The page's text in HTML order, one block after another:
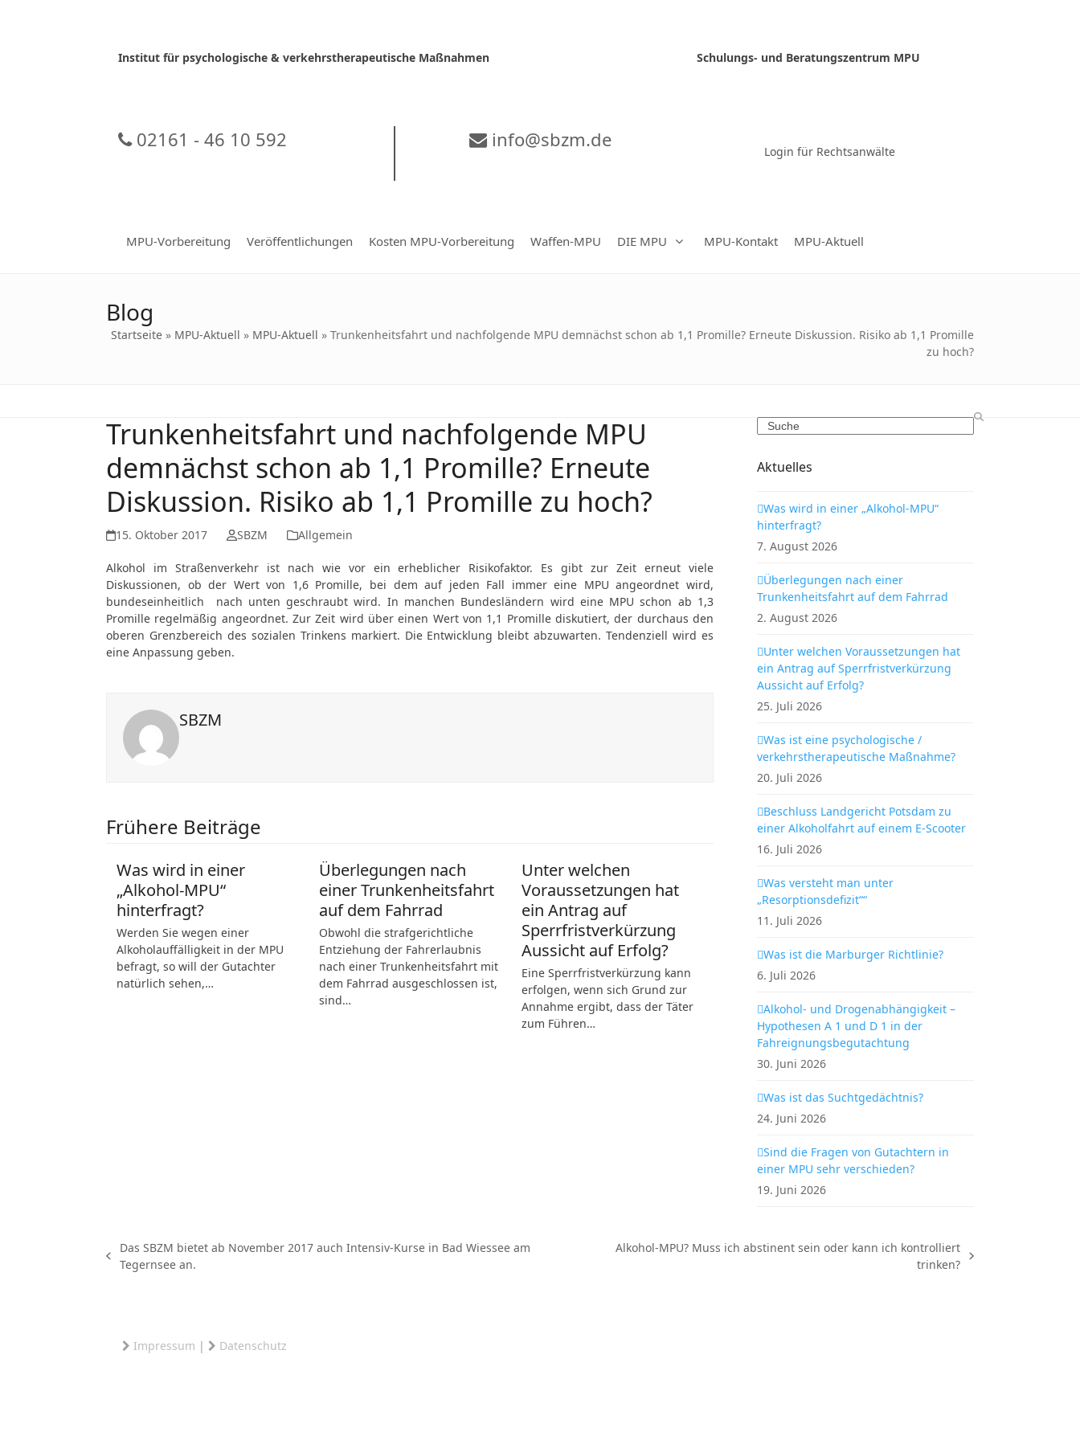
Institut für psychologische & verkehrstherapeutische Maßnahmen
Schulungs- und Beratungszentrum MPU
02161 - 46 10 592 info@sbzm.de
Login für Rechtsanwälte
MPU-Vorbereitung Veröffentlichungen Kosten MPU-Vorbereitung Waffen-MPU DIE MPU MPU-Kontakt MPU-Aktuell
Blog
Startseite » MPU-Aktuell » MPU-Aktuell » Trunkenheitsfahrt und nachfolgende MPU demnächst schon ab 1,1 Promille? Erneute Diskussion. Risiko ab 1,1 Promille
zu hoch?
Trunkenheitsfahrt und nachfolgende MPU
demnächst schon ab 1,1 Promille? Erneute
Diskussion. Risiko ab 1,1 Promille zu hoch?
15. Oktober 2017 SBZM Allgemein
Alkohol im Straßenverkehr ist nach wie vor ein erheblicher Risikofaktor. Es gibt zur Zeit erneut viele
Diskussionen, ob der Wert von 1,6 Promille, bei dem auf jeden Fall immer eine MPU angeordnet wird,
bundeseinheitlich nach unten geschraubt wird. In manchen Bundesländern wird eine MPU schon ab 1,3
Promille regelmäßig angeordnet. Zur Zeit wird über einen Wert von 1,1 Promille diskutiert, der durchaus den
oberen Grenzbereich des sozialen Trinkens markiert. Die Entwicklung bleibt abzuwarten. Tendenziell wird es
eine Anpassung geben.
SBZM
Frühere Beiträge
Was wird in einer
„Alkohol-MPU“
hinterfragt?
Werden Sie wegen einer
Alkoholauffälligkeit in der MPU
befragt, so will der Gutachter
natürlich sehen,…
Überlegungen nach
einer Trunkenheitsfahrt
auf dem Fahrrad
Obwohl die strafgerichtliche
Entziehung der Fahrerlaubnis
nach einer Trunkenheitsfahrt mit
dem Fahrrad ausgeschlossen ist,
sind…
Unter welchen
Voraussetzungen hat
ein Antrag auf
Sperrfristverkürzung
Aussicht auf Erfolg?
Eine Sperrfristverkürzung kann
erfolgen, wenn sich Grund zur
Annahme ergibt, dass der Täter
zum Führen…
Search
Aktuelles
Was wird in einer „Alkohol-MPU“
hinterfragt?
7. August 2026
Überlegungen nach einer
Trunkenheitsfahrt auf dem Fahrrad
2. August 2026
Unter welchen Voraussetzungen hat
ein Antrag auf Sperrfristverkürzung
Aussicht auf Erfolg?
25. Juli 2026
Was ist eine psychologische /
verkehrstherapeutische Maßnahme?
20. Juli 2026
Beschluss Landgericht Potsdam zu
einer Alkoholfahrt auf einem E-Scooter
16. Juli 2026
Was versteht man unter
„Resorptionsdefizit““
11. Juli 2026
Was ist die Marburger Richtlinie?
6. Juli 2026
Alkohol- und Drogenabhängigkeit –
Hypothesen A 1 und D 1 in der
Fahreignungsbegutachtung
30. Juni 2026
Was ist das Suchtgedächtnis?
24. Juni 2026
Sind die Fragen von Gutachtern in
einer MPU sehr verschieden?
19. Juni 2026
vorheriger
Das SBZM bietet ab November 2017 auch Intensiv-Kurse in Bad Wiessee am
Tegernsee an.
Alkohol-MPU? Muss ich abstinent sein oder kann ich kontrolliert
trinken?
Impressum | Datenschutz